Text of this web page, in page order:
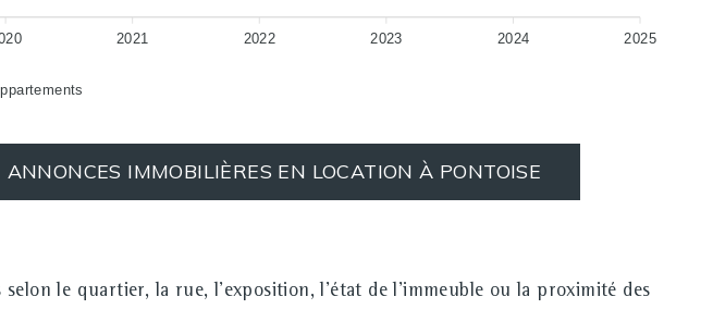
2021 2022 2023 2024 2025
ANNONCES IMMOBILIÈRES EN LOCATION À PONTOISE
le quartier, la rue, l'exposition, l'état de l'immeuble ou la proximité des